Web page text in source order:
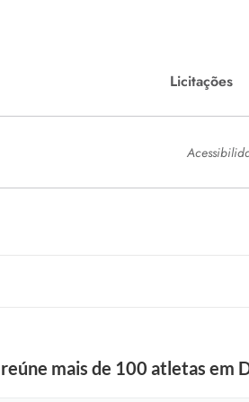
Licitações
Editais de Licitações
Chamamentos
Esporte mais de 100 atletas em